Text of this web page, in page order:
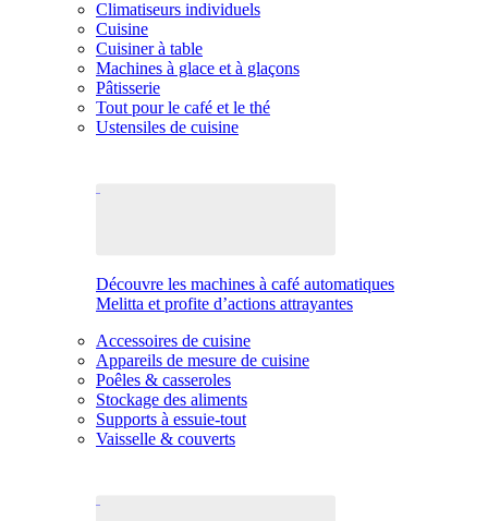
Climatiseurs individuels
Cuisine
Cuisiner à table
Machines à glace et à glaçons
Pâtisserie
Tout pour le café et le thé
Ustensiles de cuisine
Découvre les machines à café automatiques
Melitta et profite d’actions attrayantes
Accessoires de cuisine
Appareils de mesure de cuisine
Poêles & casseroles
Stockage des aliments
Supports à essuie-tout
Vaisselle & couverts